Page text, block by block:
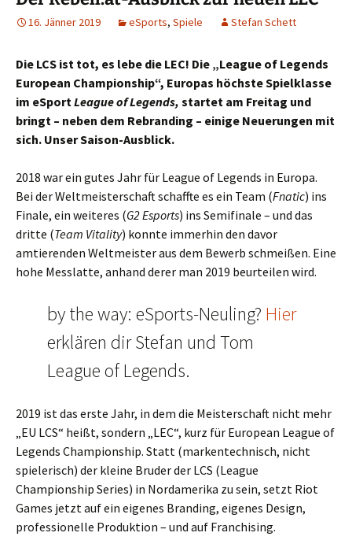
16. Jänner 2019 eSports, Spiele Stefan Schett
Die LCS ist tot, es lebe die LEC! Die „League of Legends
European Championship“, Europas höchste Spielklasse
im eSportLeague of Legends, startet am Freitag und
bringt – neben dem Rebranding – einige Neuerungen mit
sich. Unser Saison-Ausblick.
2018 war ein gutes Jahr für League of Legends in Europa.
Bei der Weltmeisterschaft schaffte es ein Team (Fnatic) ins
Finale, ein weiteres (G2Esports) ins Semifinale – und das
dritte (Team Vitality) konnte immerhin den davor
amtierenden Weltmeister aus dem Bewerb schmeißen. Eine
hohe Messlatte, anhand derer man 2019 beurteilen wird.
by the way: eSports-Neuling? Hier
erklären dir Stefan und Tom
League of Legends.
2019 ist das erste Jahr, in dem die Meisterschaft nicht mehr
„EU LCS“ heißt, sondern „LEC“, kurz für European League of
Legends Championship. Statt (markentechnisch, nicht
spielerisch) der kleine Bruder der LCS (League
Championship Series) in Nordamerika zu sein, setzt Riot
Games jetzt auf ein eigenes Branding, eigenes Design,
professionelle Produktion – und auf Franchising.